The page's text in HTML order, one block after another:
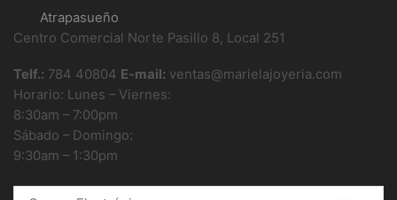
Atrapasueño
Centro Comercial Norte Pasillo 8, Local 251
Telf.: 784 40804 E-mail: ventas@marielajoyeria.com
Horario: Lunes – Viernes:
8:30am – 7:00pm
Sábado – Domingo:
9:30am – 1:30pm